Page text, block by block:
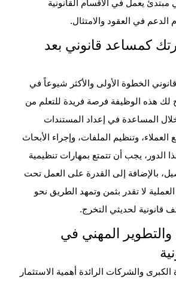
مبتدئ يعمل في الأقسام القانونية
الدعم في العقود والامتثال.
كمساعد قانوني بعد
الخطوة الأولى والأكثر شيوعاً في
لك هذه الوظيفة فرصة فريدة للتعلم من
المساعدة في إعداد المستندات
العملاء، وتنظيم الملفات، وإجراء الأبحاث
الدور، يجب أن تتمتع بمهارات تنظيمية
بالإضافة إلى القدرة على العمل تحت
لا تقدر بثمن وتمهد الطريق نحو
قانونية لحديثي التخرج.
والتطوير المهني في
والشركات الرائدة أهمية الاستثمار